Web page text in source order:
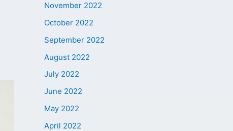
November 2022
October 2022
September 2022
August 2022
July 2022
June 2022
May 2022
April 2022